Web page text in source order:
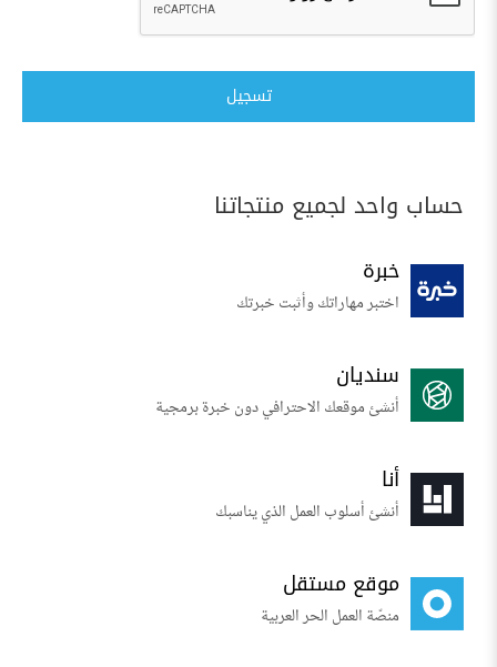
تسجيل
حساب واحد لجميع منتجاتنا
خبرة
اختبر مهاراتك وأثبت خبرتك
سنديان
أنشئ موقعك الاحترافي دون خبرة برمجية
أنا
أنشئ أسلوب العمل الذي يناسبك
موقع مستقل
منصّة العمل الحر العربية